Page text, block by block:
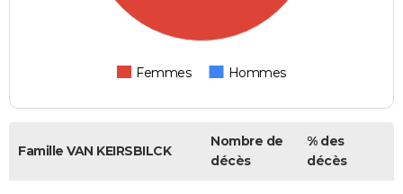
Femmes Hommes
Famille VAN KEIRSBILCK
Nombre de
décès
% des
décès